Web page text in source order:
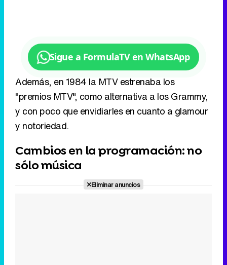
y con poco que envidiarles en cuanto a glamour
y notoriedad.
Cambios en la programación: no
sólo música
Eliminar anuncios